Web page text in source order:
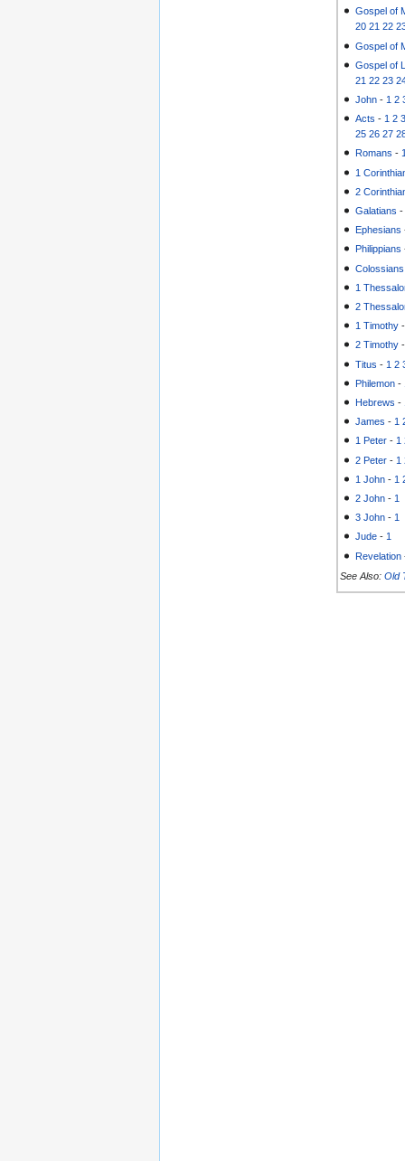
Gospel of
20 21 22
Gospel of
Gospel of
21 22 23
John - 1 2
Acts - 1 2
25 26 27
Romans -
1
2
Galatians
Ephesians
Philippians
Colossians
1
2
1 Timothy
2 Timothy
Titus - 1 2
Philemon -
Hebrews -
James - 1
1 Peter -1
2 Peter - 1
1 John - 1
2 John - 1
3 John - 1
Jude -1
Revelation
See Also: Old